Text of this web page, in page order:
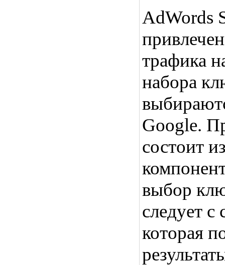
AdWords
трафика
набора
Google.
состоит
выбор
следует с
которая